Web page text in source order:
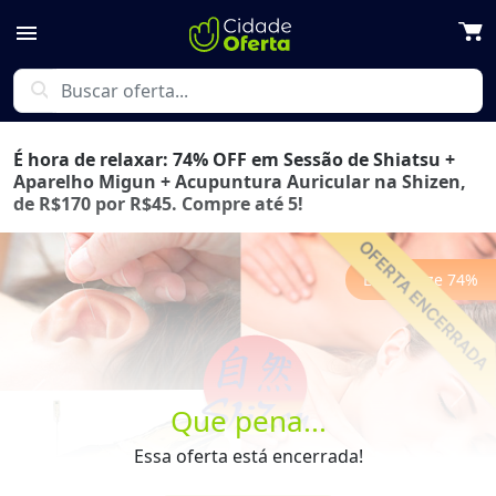
menu
search
Que pena...
Essa oferta está encerrada!
É hora de relaxar: 74% OFF em Sessão de Shiatsu +
Aparelho Migun + Acupuntura Auricular na Shizen,
de R$170 por R$45. Compre até 5!
Economize 74%
Previous